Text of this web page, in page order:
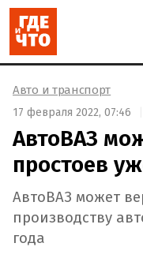
Авто и транспорт
17 февраля 2022, 07:46
АвтоВАЗ
простоев
АвтоВАЗ может
производству
года